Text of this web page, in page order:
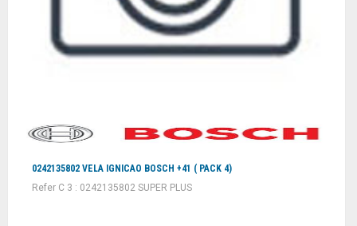
0242135802 VELA IGNICAO BOSCH +41 ( PACK 4)
Refer C 3 : 0242135802 SUPER PLUS